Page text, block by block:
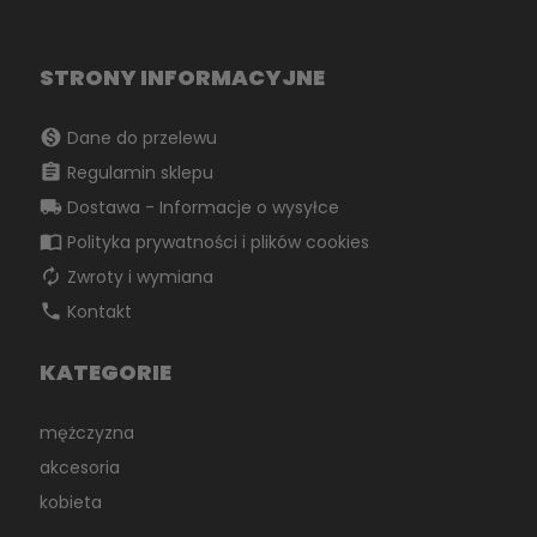
STRONY INFORMACYJNE
monetization_on Dane do przelewu
assignment Regulamin sklepu
local_shipping Dostawa - Informacje o wysyłce
import_contacts Polityka prywatności i plików cookies
autorenew Zwroty i wymiana
phone Kontakt
KATEGORIE
mężczyzna
akcesoria
kobieta